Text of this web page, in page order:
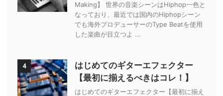
Making】 世界の音楽シーンはHiphop一色と
なっており、最近では国内のHiphopシーン
でも海外プロデューサーのType Beatを使用
した楽曲が目立つよ ...
4
はじめてのギターエフェクター
【最初に揃えるべきはコレ！】
はじめてのギターエフェクター【最初に揃え